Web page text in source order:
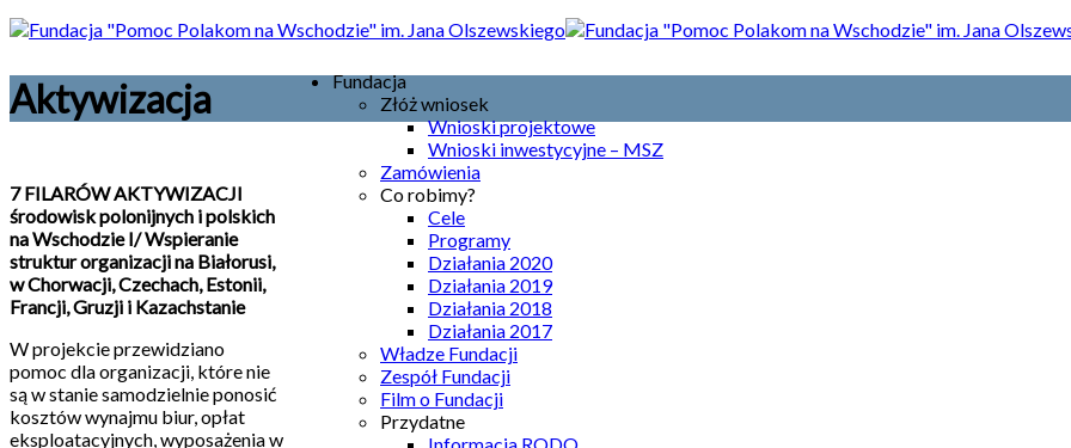
Fundacja
Złóż wniosek
Wnioski projektowe
Wnioski inwestycyjne – MSZ
Zamówienia
Co robimy?
Cele
Programy
Działania 2020
Działania 2019
Działania 2018
Działania 2017
Władze Fundacji
Zespół Fundacji
Film o Fundacji
Przydatne
Aktywizacja
7 FILARÓW AKTYWIZACJI
środowisk polonijnych i polskich
na Wschodzie I/ Wspieranie
struktur organizacji na Białorusi,
w Chorwacji, Czechach, Estonii,
Francji, Gruzji i Kazachstanie
W projekcie przewidziano
pomoc dla organizacji, które nie
są w stanie samodzielnie ponosić
kosztów wynajmu biur, opłat
eksploatacyjnych, wyposażenia w